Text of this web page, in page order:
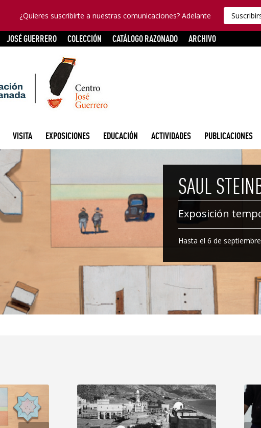
¿Quieres suscribirte a nuestras comunicaciones? Adelante
JOSÉ GUERRERO COLECCIÓN CATÁLOGO RAZONADO ARCHIVO
VISITA EXPOSICIONES EDUCACIÓN ACTIVIDADES PUBLICACIONES
SAUL
Exposición
Hasta el 6 de